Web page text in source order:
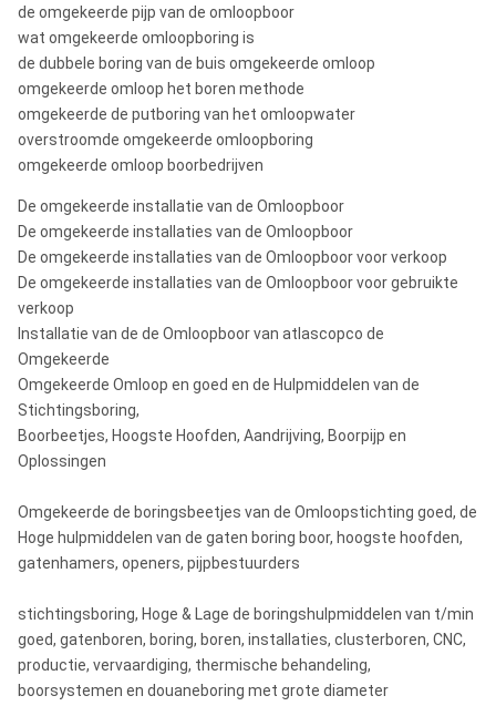
de omgekeerde pijp van de omloopboor
wat omgekeerde omloopboring is
de dubbele boring van de buis omgekeerde omloop
omgekeerde omloop het boren methode
omgekeerde de putboring van het omloopwater
overstroomde omgekeerde omloopboring
omgekeerde omloop boorbedrijven
De omgekeerde installatie van de Omloopboor
De omgekeerde installaties van de Omloopboor
De omgekeerde installaties van de Omloopboor voor verkoop
De omgekeerde installaties van de Omloopboor voor gebruikte
verkoop
Installatie van de de Omloopboor van atlascopco de
Omgekeerde
Omgekeerde Omloop en goed en de Hulpmiddelen van de
Stichtingsboring,
Boorbeetjes, Hoogste Hoofden, Aandrijving, Boorpijp en
Oplossingen
Omgekeerde de boringsbeetjes van de Omloopstichting goed, de
Hoge hulpmiddelen van de gaten boring boor, hoogste hoofden,
gatenhamers, openers, pijpbestuurders
stichtingsboring, Hoge & Lage de boringshulpmiddelen van t/min
goed, gatenboren, boring, boren, installaties, clusterboren, CNC,
productie, vervaardiging, thermische behandeling,
boorsystemen en douaneboring met grote diameter